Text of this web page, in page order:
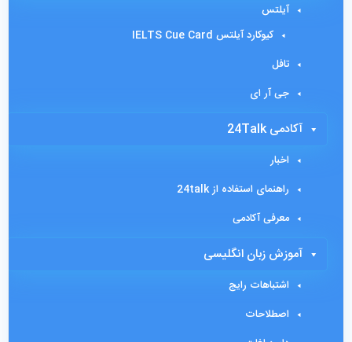
آیلتس
کیوکارد آیلتس IELTS Cue Card
تافل
جی آر ای
آکادمی 24Talk
اخبار
راهنمای استفاده از 24talk
معرفی آکادمی
آموزش زبان انگلیسی
اشتباهات رایج
اصطلاحات